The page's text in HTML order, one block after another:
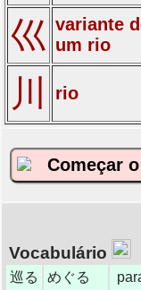
巛 variante
um rio
川 rio
Começar o
Vocabulário
巡る めぐる